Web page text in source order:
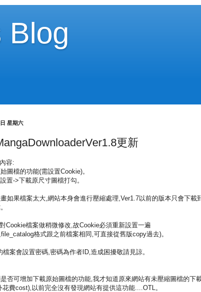
Blog
星期六
更新
容:
圖檔的功能(需設置Cookie)。
置->下載原尺寸圖檔打勾。
如果檔案太大,網站本身會進行壓縮處理,Ver1.7以前的版本只會下載
Cookie檔案做稍微修改,故Cookie必須重新設置一遍
格式跟之前檔案相同,可直接從舊版copy過去)。
檔案會設置密碼,密碼為作者ID,造成困擾敬請見諒。
否可增加下載原始圖檔的功能,我才知道原來網站有未壓縮圖檔的下
花費cost),以前完全沒有發現網站有提供這功能....OTL。